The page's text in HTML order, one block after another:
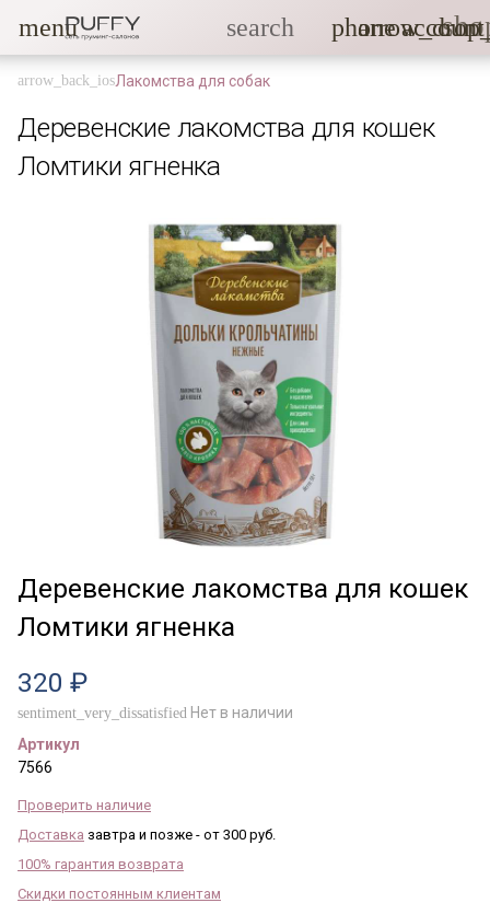
menu search phone
Лакомства для собак
Деревенские лакомства для кошек
Ломтики ягненка
Деревенские лакомства для кошек
Ломтики ягненка
320 ₽
sentiment_very_dissatisfied Нет в наличии
Артикул
7566
Проверить наличие
Доставка завтра и позже - от 300 руб.
100% гарантия возврата
Скидки постоянным клиентам